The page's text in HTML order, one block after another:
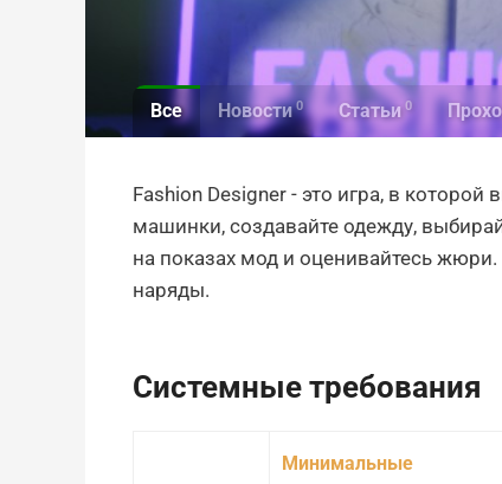
Все Новости 0 Статьи 0
Fashion Designer - это игра, в
машинки, создавайте одежду,
на показах мод и оценивайтесь
наряды.
Системные требования
Минимальные